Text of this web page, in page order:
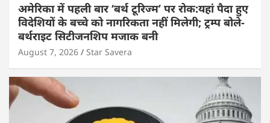
अमेरिका में पहली बार ‘बर्थ टूरिज्म’ पर रोक:यहां पैदा हुए
विदेशियों के बच्चे को नागरिकता नहीं मिलेगी; ट्रम्प बोले-
बर्थराइट सिटीजनशिप मजाक बनी
August 7, 2026 Star Savera